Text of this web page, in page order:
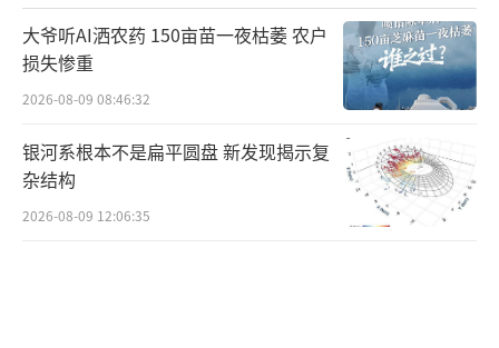
大爷听AI洒农药 150亩苗一夜枯萎 农户
损失惨重
2026-08-09 08:46:32
银河系根本不是扁平圆盘 新发现揭示复
杂结构
2026-08-09 12:06:35